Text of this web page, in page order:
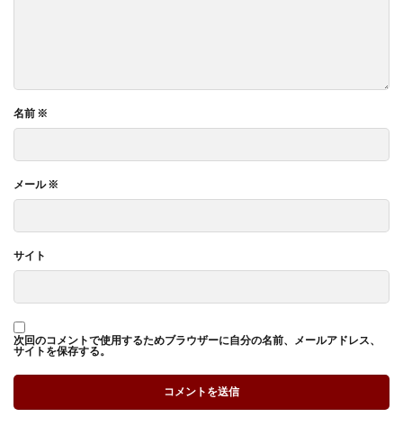
名前 ※
メール※
サイト
次回のコメントで使用するためブラウザーに自分の名前、メールアドレス、
サイトを保存する。